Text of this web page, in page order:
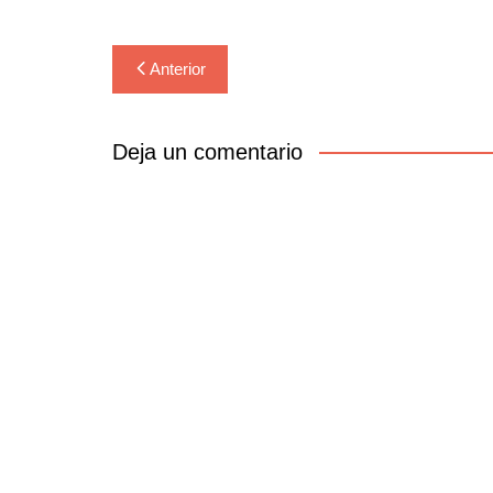
Navegación
de
entradas
Anterior
Deja un comentario